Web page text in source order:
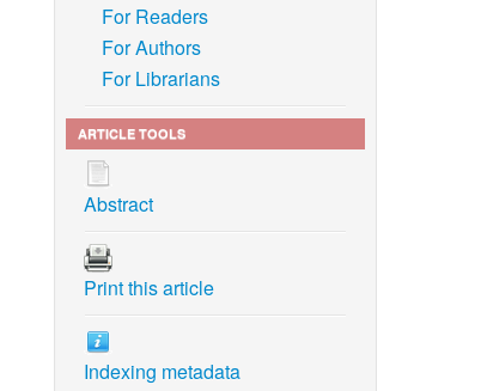
For Readers
For Authors
For Librarians
ARTICLE TOOLS
Abstract
Print this article
Indexing metadata